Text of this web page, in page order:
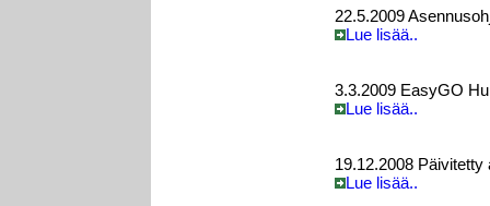
22.5.2009
Lue lisää..
3.3.2009 EasyGO
Lue lisää..
19.12.2008
Lue lisää..